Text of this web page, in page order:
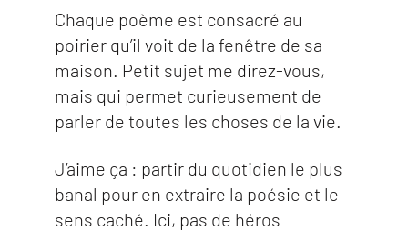
Chaque poème est consacré au
poirier qu’il voit de la fenêtre de sa
maison. Petit sujet me direz-vous,
mais qui permet curieusement de
parler de toutes les choses de la vie.
J’aime ça : partir du quotidien le plus
banal pour en extraire la poésie et le
sens caché. Ici, pas de héros